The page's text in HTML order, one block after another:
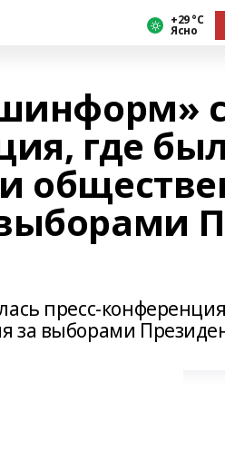
+29 °С
Ясно
где
пресс-
за выборами